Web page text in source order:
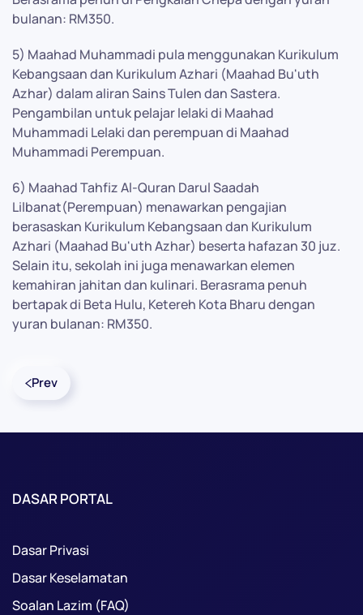
bulanan: RM350.
5) Maahad Muhammadi pula menggunakan Kurikulum
Kebangsaan dan Kurikulum Azhari (Maahad Bu'uth
Azhar) dalam aliran Sains Tulen dan Sastera.
Pengambilan untuk pelajar lelaki di Maahad
Muhammadi Lelaki dan perempuan di Maahad
Muhammadi Perempuan.
6) Maahad Tahfiz Al-Quran Darul Saadah
Lilbanat(Perempuan) menawarkan pengajian
berasaskan Kurikulum Kebangsaan dan Kurikulum
Azhari (Maahad Bu'uth Azhar) beserta hafazan 30 juz.
Selain itu, sekolah ini juga menawarkan elemen
kemahiran jahitan dan kulinari. Berasrama penuh
bertapak di Beta Hulu, Ketereh Kota Bharu dengan
yuran bulanan: RM350.
Prev
DASAR PORTAL
Dasar Privasi
Dasar Keselamatan
Soalan Lazim (FAQ)